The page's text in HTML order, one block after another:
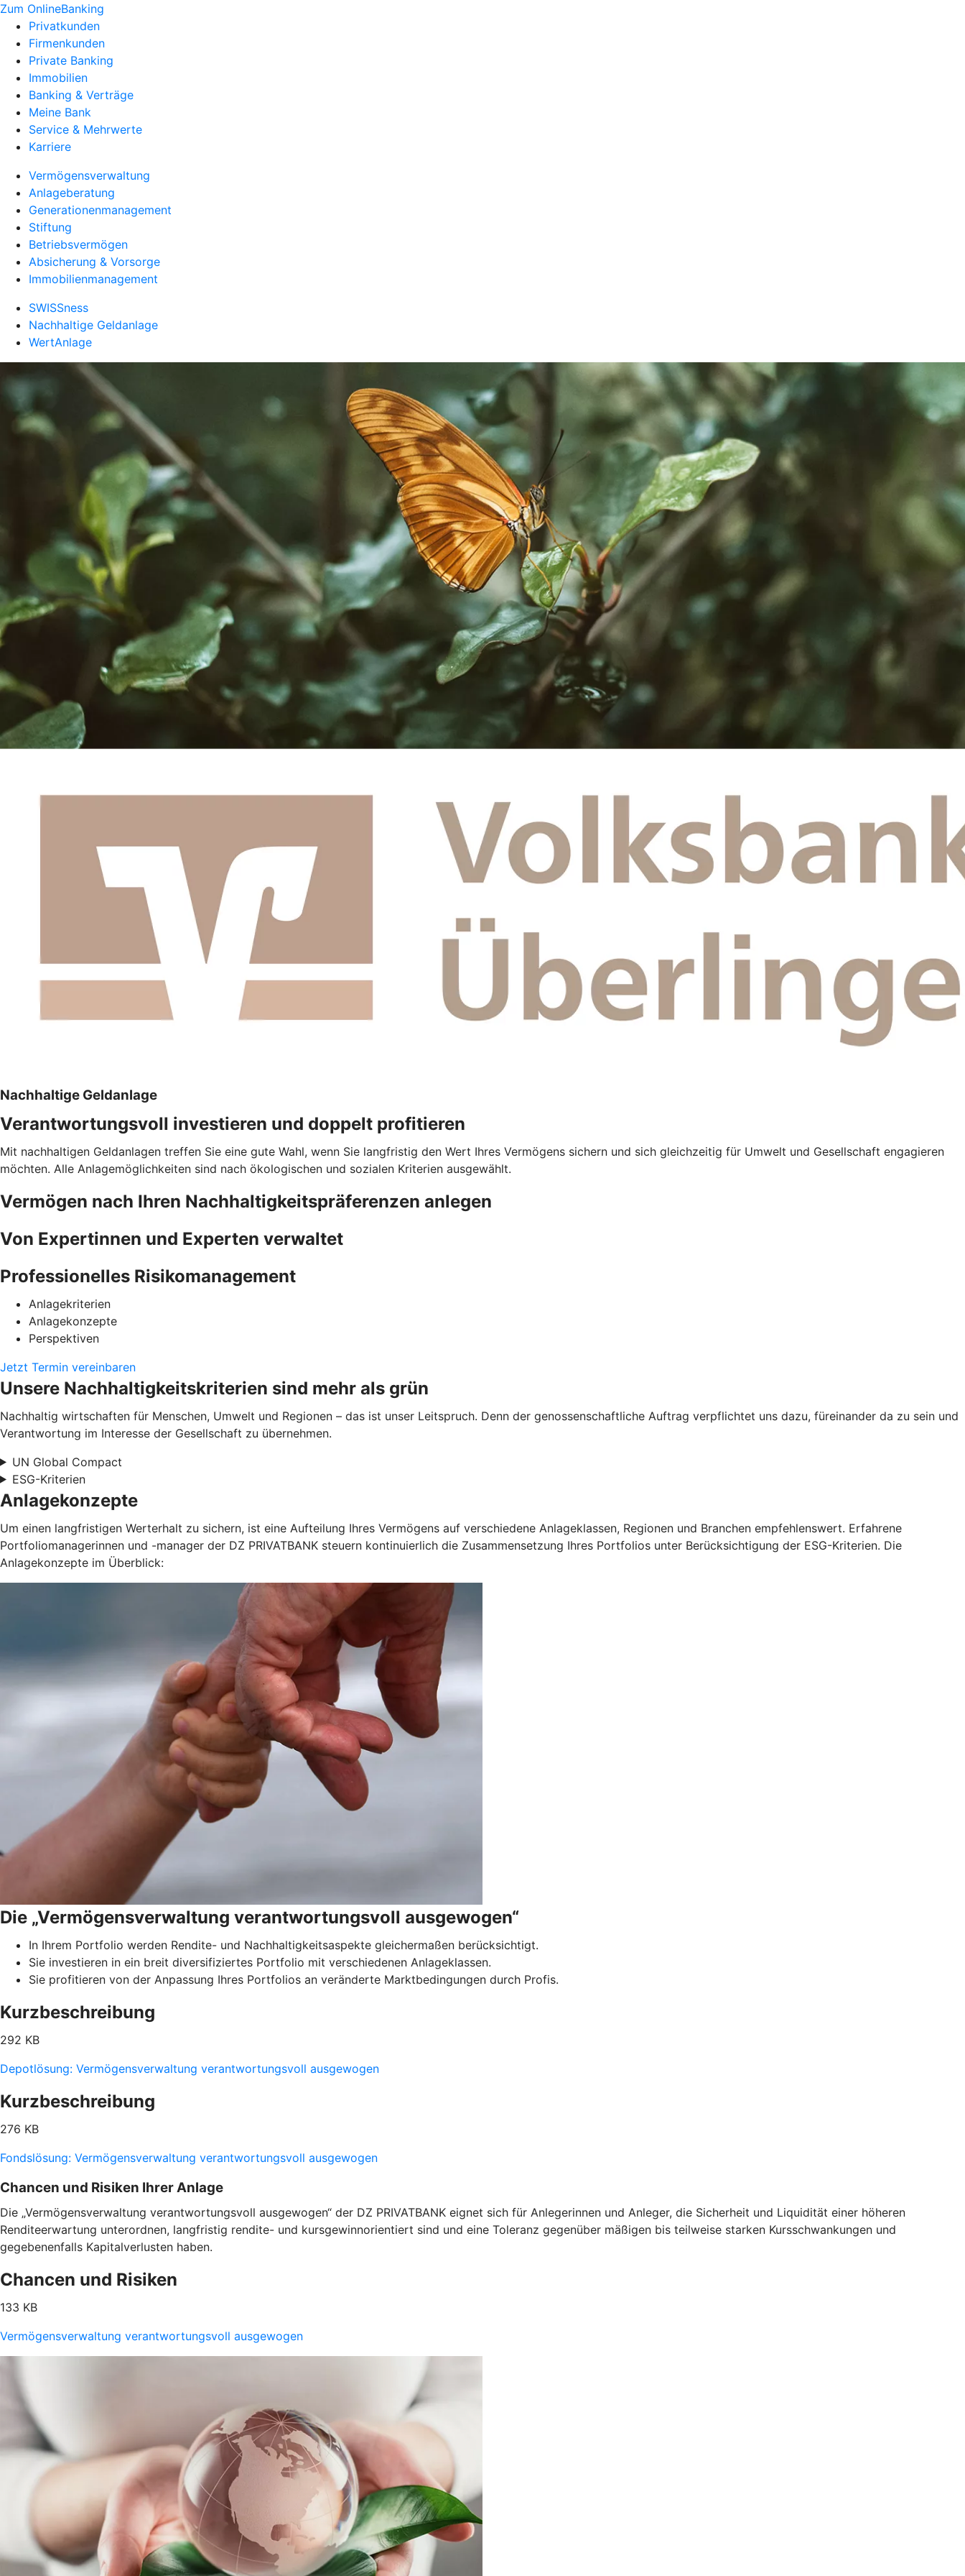
Zum OnlineBanking
Privatkunden
Firmenkunden
Private Banking
Immobilien
Banking & Verträge
Meine Bank
Service & Mehrwerte
Karriere
Vermögensverwaltung
Anlageberatung
Generationenmanagement
Stiftung
Betriebsvermögen
Absicherung & Vorsorge
Immobilienmanagement
SWISSness
Nachhaltige Geldanlage
WertAnlage
Nachhaltige Geldanlage
Verantwortungsvoll investieren und doppelt profitieren
Mit nachhaltigen Geldanlagen treffen Sie eine gute Wahl, wenn Sie langfristig den Wert Ihres Vermögens sichern und sich gleichzeitig für Umwelt und Gesellschaft engagieren
möchten. Alle Anlagemöglichkeiten sind nach ökologischen und sozialen Kriterien ausgewählt.
Vermögen nach Ihren Nachhaltigkeitspräferenzen anlegen
Von Expertinnen und Experten verwaltet
Professionelles Risikomanagement
Anlagekriterien
Anlagekonzepte
Perspektiven
Jetzt Termin vereinbaren
Unsere Nachhaltigkeitskriterien sind mehr als grün
Nachhaltig wirtschaften für Menschen, Umwelt und Regionen – das ist unser Leitspruch. Denn der genossenschaftliche Auftrag verpflichtet uns dazu, füreinander da zu sein und
Verantwortung im Interesse der Gesellschaft zu übernehmen.
UN Global Compact
ESG-Kriterien
Anlagekonzepte
Um einen langfristigen Werterhalt zu sichern, ist eine Aufteilung Ihres Vermögens auf verschiedene Anlageklassen, Regionen und Branchen empfehlenswert. Erfahrene
Portfoliomanagerinnen und -manager der DZ PRIVATBANK steuern kontinuierlich die Zusammensetzung Ihres Portfolios unter Berücksichtigung der ESG-Kriterien. Die
Anlagekonzepte im Überblick:
Die „Vermögensverwaltung verantwortungsvoll ausgewogen“
In Ihrem Portfolio werden Rendite- und Nachhaltigkeitsaspekte gleichermaßen berücksichtigt.
Sie investieren in ein breit diversifiziertes Portfolio mit verschiedenen Anlageklassen.
Sie profitieren von der Anpassung Ihres Portfolios an veränderte Marktbedingungen durch Profis.
Kurzbeschreibung
292 KB
Depotlösung: Vermögensverwaltung verantwortungsvoll ausgewogen
Kurzbeschreibung
276 KB
Fondslösung: Vermögensverwaltung verantwortungsvoll ausgewogen
Chancen und Risiken Ihrer Anlage
Die „Vermögensverwaltung verantwortungsvoll ausgewogen“ der DZ PRIVATBANK eignet sich für Anlegerinnen und Anleger, die Sicherheit und Liquidität einer höheren
Renditeerwartung unterordnen, langfristig rendite- und kursgewinnorientiert sind und eine Toleranz gegenüber mäßigen bis teilweise starken Kursschwankungen und
gegebenenfalls Kapitalverlusten haben.
Chancen und Risiken
133 KB
Vermögensverwaltung verantwortungsvoll ausgewogen